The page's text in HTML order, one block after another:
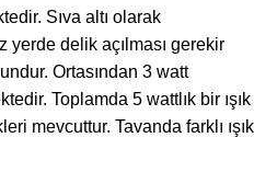
Sıva altı olarak
yerde delik açılması gerekir
Ortasından 3 watt
Toplamda 5 wattlık bir ışık
mevcuttur. Tavanda farklı ışık